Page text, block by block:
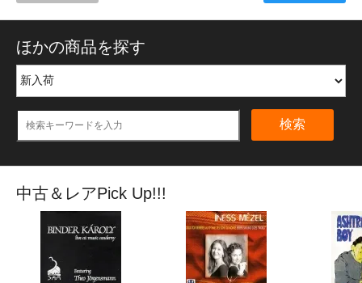
ほかの商品を探す
検索
中古＆レアPick Up!!!